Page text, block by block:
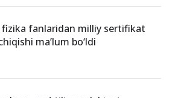
fizika fanlaridan milliy sertifikat
ma’lum bo‘ldi